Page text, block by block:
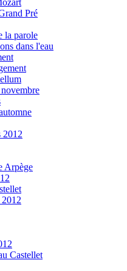
Pré
la parole
dans l'eau
2012
Arpège
Castellet